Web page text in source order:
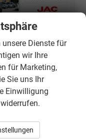
unsere Dienste für
wir Ihre
für Marketing,
Sie uns Ihr
Einwilligung